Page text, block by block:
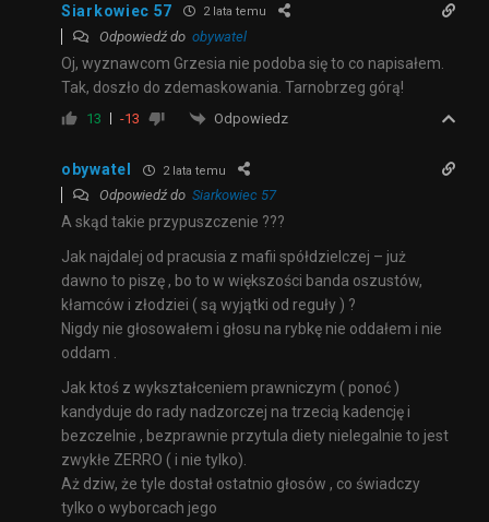
Siarkowiec 57 2 lata temu
Odpowiedź do obywatel
Oj, wyznawcom Grzesia nie podoba się to co napisałem.
Tak, doszło do zdemaskowania. Tarnobrzeg górą!
13 -13 Odpowiedz
obywatel 2 lata temu
Odpowiedź do Siarkowiec 57
A skąd takie przypuszczenie ???
Jak najdalej od pracusia z mafii spółdzielczej – już
dawno to piszę , bo to w większości banda oszustów,
kłamców i złodziei ( są wyjątki od reguły ) ?
Nigdy nie głosowałem i głosu na rybkę nie oddałem i nie
oddam .
Jak ktoś z wykształceniem prawniczym ( ponoć )
kandyduje do rady nadzorczej na trzecią kadencję i
bezczelnie , bezprawnie przytula diety nielegalnie to jest
zwykłe ZERRO ( i nie tylko).
Aż dziw, że tyle dostał ostatnio głosów , co świadczy
tylko o wyborcach jego